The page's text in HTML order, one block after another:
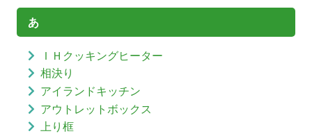
あ
ＩＨクッキングヒーター
相決り
アイランドキッチン
アウトレットボックス
上り框